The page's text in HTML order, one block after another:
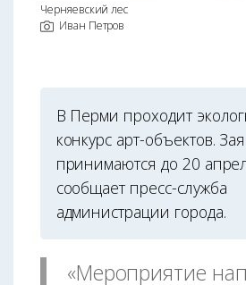
Черняевский лес
Иван Петров
В Перми проходит
конкурс арт-объектов.
принимаются до 20
сообщает пресс-служба
администрации города.
«Мероприятие